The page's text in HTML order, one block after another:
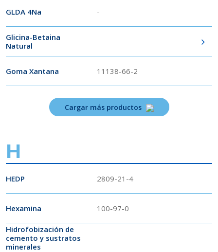
GLDA 4Na -
Glicina-Betaina
Natural
Goma Xantana 11138-66-2
Cargar más productos
H
HEDP 2809-21-4
Hexamina 100-97-0
Hidrofobización de
cemento y sustratos
minerales